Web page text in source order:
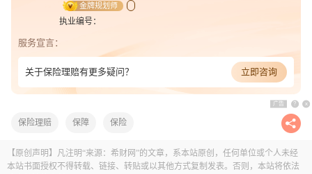
广告 ? x
金牌规划师
执业编号：
服务宣言：
关于保险理赔有更多疑问？ 立即咨询
保险理赔 保障 保险
【原创声明】凡注明“来源：希财网”的文章，系本站原创，任何单位或个人未经
本站书面授权不得转载、链接、转贴或以其他方式复制发表。否则，本站将依法